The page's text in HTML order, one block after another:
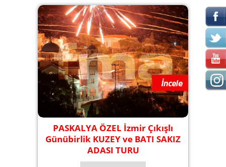
PASKALYA ÖZEL İzmir Çıkışlı
Günübirlik KUZEY ve BATI SAKIZ
ADASI TURU